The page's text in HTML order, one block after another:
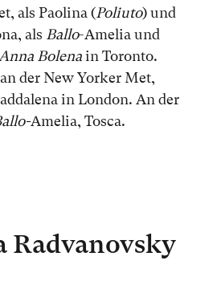
als Paolina (Poliuto) und
als Ballo-Amelia und
Anna Bolenain Toronto.
an der New Yorker Met,
in London. An der
Amelia, Tosca.
Radvanovsky